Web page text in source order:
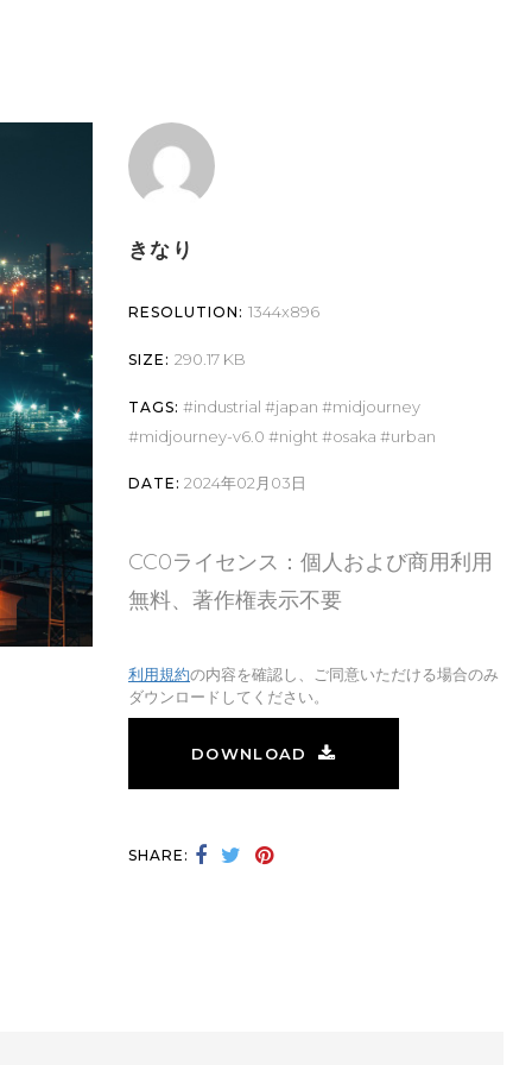
きなり
RESOLUTION: 1344x896
SIZE: 290.17 KB
TAGS: industrial japan
midjourney
midjourney-v6.0
night osaka urban
DATE: 2024年02月03日
CC0ライセンス：個人および商用利用
無料、著作権表示不要
利用規約の内容を確認し、ご同意いただける場合のみ
ダウンロードしてください。
DOWNLOAD
SHARE: